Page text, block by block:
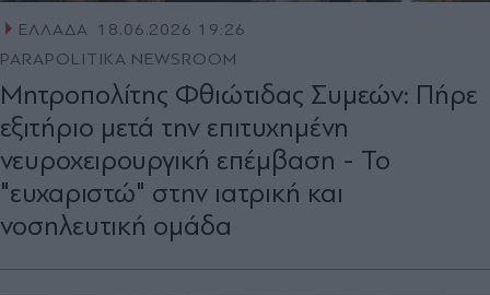
ΕΛΛΑΔΑ
18.06.2026 19:26
PARAPOLITIKA NEWSROOM
Μητροπολίτης Φθιώτιδας Συμεών: Πήρε
εξιτήριο μετά την επιτυχημένη
νευροχειρουργική επέμβαση - Το
"ευχαριστώ" στην ιατρική και
νοσηλευτική ομάδα